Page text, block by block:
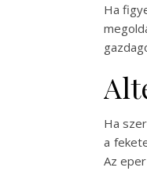
Ha
Ha
a
Az